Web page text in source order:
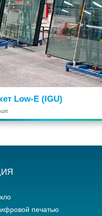
Low-E (IGU)
печатью